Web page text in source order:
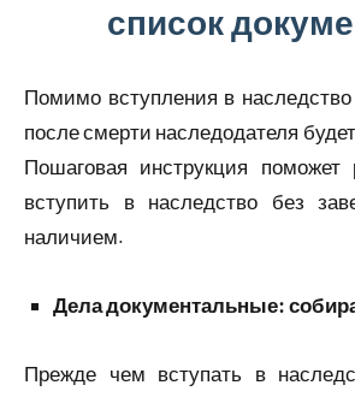
список
Помимо вступления в наследство
после смерти наследодателя
Пошаговая инструкция поможет
вступить в наследство без
наличием.
Дела документальные:
Прежде чем вступать в